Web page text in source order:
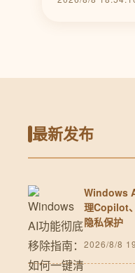
最新发布
Windows
理Copilot
隐私保护
2026/8/8